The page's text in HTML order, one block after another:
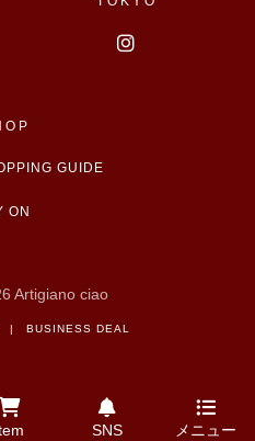
GUIDE
ON
Artigiano ciao
BUSINESS DEAL
SNS メニュー